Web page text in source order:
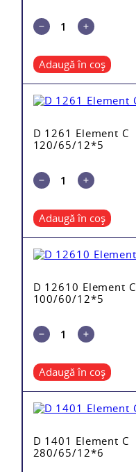
Adaugă în coș
D 1261 Element C
120/65/12*5
Adaugă în coș
D 12610 Element C
100/60/12*5
Adaugă în coș
D 1401 Element C
280/65/12*6